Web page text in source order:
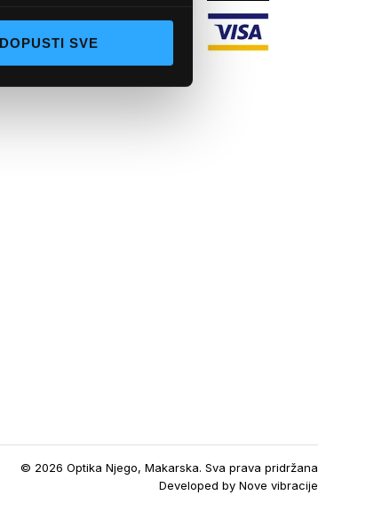
DOPUSTI SVE
© 2026 Optika Njego, Makarska. Sva prava pridržana
Developed byNove vibracije